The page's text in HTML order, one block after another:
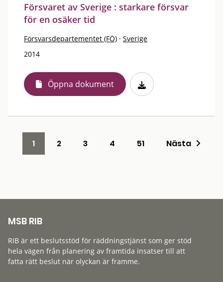
Försvaret av Sverige : starkare försvar
för en osäker tid
Försvarsdepartementet (FÖ) · Sverige
2014
Öppna dokument
1 2 3 4 51 Nästa
MSB RIB
RIB är ett beslutsstöd för räddningstjänst som ger stöd
hela vägen från planering av framtida insatser till att
fatta rätt beslut när olyckan är framme.